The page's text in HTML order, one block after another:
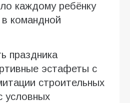
каждому ребёнку
командной
праздника
эстафеты с
строительных
условных